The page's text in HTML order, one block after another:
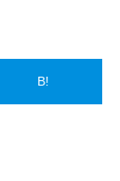
B!